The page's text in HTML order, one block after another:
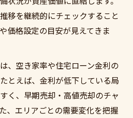
移を継続的にチェックすること
価格設定の目安が見えてきま
、空き家率や住宅ローン金利の
とえば、金利が低下している局
く、早期売却・高値売却のチャ
、エリアごとの需要変化を把握